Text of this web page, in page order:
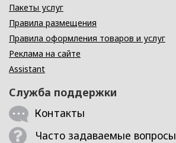
Пакеты услуг
Правила размещения
Правила оформления товаров и услуг
Реклама на сайте
Assistant
Служба поддержки
Контакты
Часто задаваемые вопросы